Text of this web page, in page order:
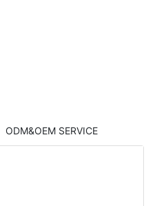
ODM&OEM SERVICE